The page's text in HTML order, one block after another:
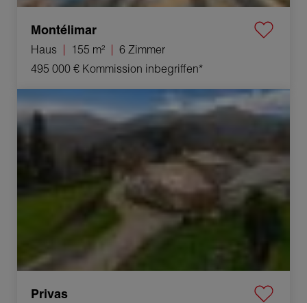
Montélimar
Haus 155 m²
6 Zimmer
495 000 € Kommission inbegriffen*
Verkauf Haus Privas 6 Zimmer 150 m²
Privas